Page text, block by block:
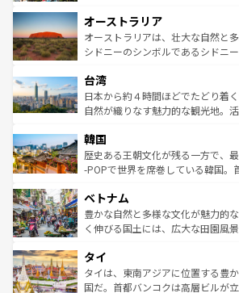
部のニューオーリンズでは、音楽
文化が魅力。旅行者はアメリカの
しみながら、その多様性と豊かな
ならではの贅沢な旅のスタイルだ。 なお、新着のアメリカ
情報はコンテンツ一覧を参照して
ワイ島は見逃せない。また、定番
島だが、静かな自然を求めるなら
おすすめ。エメラルドグリーンに
れるおもてなしの心で訪れる人々
人々、おいしいローカルフードや
ク、伝統的なフラダンスなど、す
ワイを、存分に味わってほしい。 なお、新着のハワイ情報
はコンテンツ一覧を参照してほし
オーストラリア
オーストラリアは、壮大な自然と
シドニーのシンボルであるシドニ
リアリーフや大陸中央部にそびえる
ク）、タスマニアの美しい原生林
ど、見どころがたくさん。また、
いる。アクティビティも充実して
ビング、ハイキングなど、アウト
い。オーストラリアの多彩な魅力
参照してほしい。
台湾
日本から約４時間ほどでたどり着
自然が織りなす魅力的な観光地。
ン）、静ひつな山岳地帯である台湾
と山間の静けさが共存しており、
驚きをもたらしてくれる。また、
容にもいいと評判のスイーツなど、
が味わえる。 なお、新着の台湾情
照してほしい。
韓国
歴史ある王朝文化が残る一方で、
-POPで世界を席巻している韓国。
き、地方に足を延ばせば四季折々の
できる。そして、キムチや焼肉、
まで、さまざまな韓国料理が待っ
リティに包まれながら、韓国の多
わってみてほしい。 なお
覧を参照してほしい。
ベトナム
豊かな自然と多様な文化が魅力的
く伸びる国土には、広大な田園風
急速な発展と共に伝統が息づく。
ーチミン市のフランス統治時代の
醸し出している。また、バラエテ
タイ
タイは、東南アジアに位置する豊
国だ。首都バンコクは高層ビルが